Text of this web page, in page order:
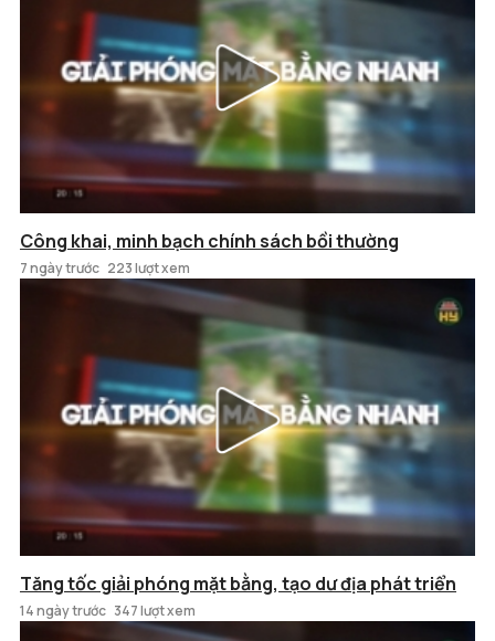
Công khai, minh bạch chính sách bồi thường
7 ngày trước 223 lượt xem
Tăng tốc giải phóng mặt bằng, tạo dư địa phát triển
14 ngày trước 347 lượt xem